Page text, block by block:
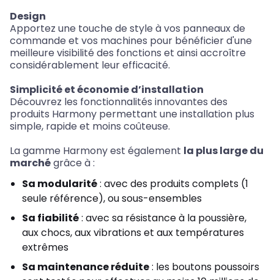
Design
Apportez une touche de style à vos panneaux de
commande et vos machines pour bénéficier d'une
meilleure visibilité des fonctions et ainsi accroître
considérablement leur efficacité.
Simplicité et économie d’installation
Découvrez les fonctionnalités innovantes des
produits Harmony permettant une installation plus
simple, rapide et moins coûteuse.
La gamme Harmony est également la plus large du
marchégrâce à :
Sa modularité: avec des produits complets (1
seule référence), ou sous-ensembles
Sa fiabilité: avec sa résistance à la poussière,
aux chocs, aux vibrations et aux températures
extrêmes
Sa maintenance réduite: les boutons poussoirs